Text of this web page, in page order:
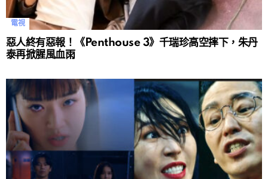
電視
惡人終有惡報！《Penthouse 3》千瑞珍高空摔下，朱丹
泰再掀腥風血雨